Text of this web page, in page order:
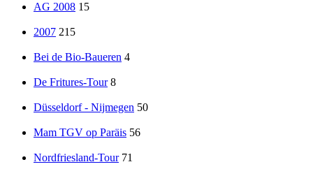
AG 2008 15
2007 215
Bei de Bio-Baueren 4
De Fritures-Tour 8
Düsseldorf - Nijmegen 50
Mam TGV op Paräis 56
Nordfriesland-Tour 71